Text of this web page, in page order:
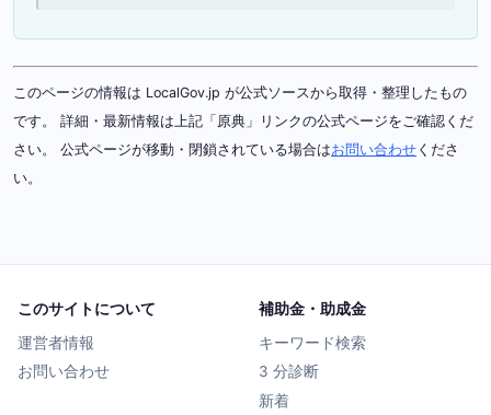
このページの情報は LocalGov.jp が公式ソースから取得・整理したもの
です。 詳細・最新情報は上記「原典」リンクの公式ページをご確認くだ
さい。 公式ページが移動・閉鎖されている場合はお問い合わせ くださ
い。
このサイトについて
運営者情報
お問い合わせ
補助金・助成金
キーワード検索
3 分診断
新着